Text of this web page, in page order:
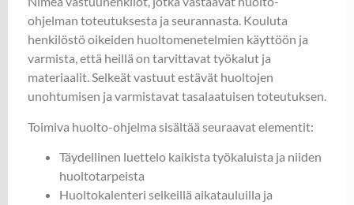
ohjelman toteutuksesta ja seurannasta. Kouluta
henkilöstö oikeiden huoltomenetelmien käyttöön ja
varmista, että heillä on tarvittavat työkalut ja
materiaalit. Selkeät vastuut estävät huoltojen
unohtumisen ja varmistavat tasalaatuisen toteutuksen.
Toimiva huolto-ohjelma sisältää seuraavat elementit:
Täydellinen luettelo kaikista työkaluista ja niiden
huoltotarpeista
Huoltokalenteri selkeillä aikatauluilla ja